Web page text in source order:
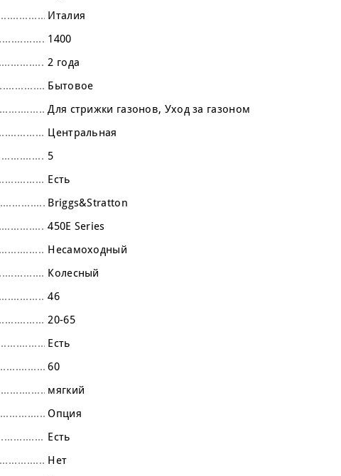
Италия
1400
2 года
Бытовое
Для стрижки газонов Уход за газоном
Центральная
5
Есть
Briggs&Stratton
450E Series
Несамоходный
Колесный
46
20-65
Есть
60
мягкий
Опция
Есть
Нет